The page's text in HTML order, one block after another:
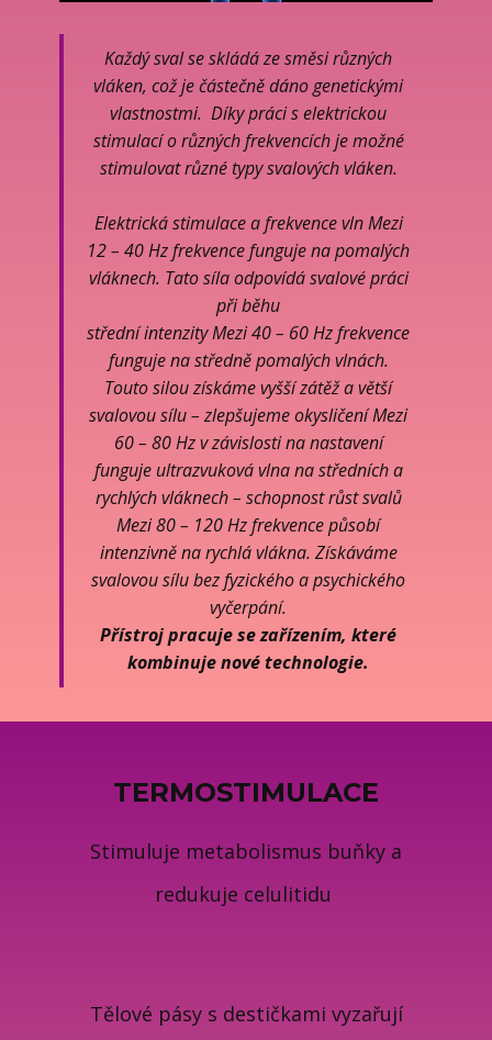
Každý sval se skládá ze směsi různých
vláken, což je částečně dáno genetickými
vlastnostmi. Díky práci s elektrickou
stimulací o různých frekvencích je možné
stimulovat různé typy svalových vláken.
Elektrická stimulace a frekvence vln Mezi
12 – 40 Hz frekvence funguje na pomalých
vláknech. Tato síla odpovídá svalové práci
při běhu
střední intenzity Mezi 40 – 60 Hz frekvence
funguje na středně pomalých vlnách.
Touto silou získáme vyšší zátěž a větší
svalovou sílu – zlepšujeme okysličení Mezi
60 – 80 Hz v závislosti na nastavení
funguje ultrazvuková vlna na středních a
rychlých vláknech – schopnost růst svalů
Mezi 80 – 120 Hz frekvence působí
intenzivně na rychlá vlákna. Získáváme
svalovou sílu bez fyzického a psychického
vyčerpání.
Přístroj pracuje se zařízením, které
kombinuje nové technologie.
TERMOSTIMULACE
Stimuluje metabolismus buňky a
redukuje celulitidu
Tělové pásy s destičkami vyzařují